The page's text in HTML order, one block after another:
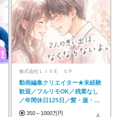
株式会社ＬＩＶＥ ＵＰ
動画編集クリエイター★未経験
歓迎／フルリモOK／残業なし
／年間休日125日／髪・服・ネ
イル自由／研修充実で安心
350～1000万円